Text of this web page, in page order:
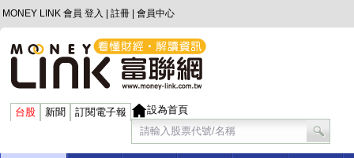
MONEY LINK 會員 登入 註冊 會員中心
台股 新聞 訂閱電子報 設為首頁